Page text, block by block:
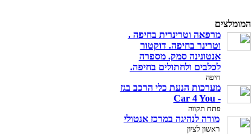
המומלצים
מרפאה וטרינרית בחיפה .
וטרינר בחיפה. דוקטור
אנטונינה סמק. מספרה
לכלבים ולחתולים בחיפה.
חיפה
מערכות הנעת כלי הרכב בגז
- Car 4 You
פתח תקווה
מורה לנהיגה במרכז אנטולי
ראשון לציון